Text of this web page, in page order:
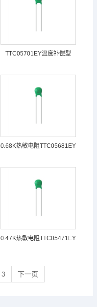
TTC05701EY温度补偿型
0.68K热敏电阻TTC05681EY
0.47K热敏电阻TTC05471EY
3 下一页